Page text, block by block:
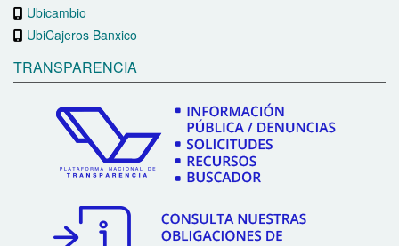
Ubicambio
UbiCajeros Banxico
TRANSPARENCIA